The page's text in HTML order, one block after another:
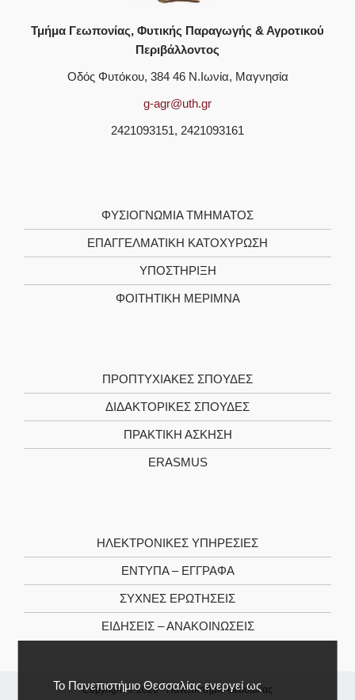
Το Πανεπιστήμιο Θεσσαλίας ενεργεί ως
Τμήμα Γεωπονίας, Φυτικής Παραγωγής & Αγροτικού
Περιβάλλοντος
Οδός Φυτόκου, 384 46 Ν.Ιωνία, Μαγνησία
g-agr@uth.gr
2421093151, 2421093161
ΦΥΣΙΟΓΝΩΜΙΑ ΤΜΗΜΑΤΟΣ
ΕΠΑΓΓΕΛΜΑΤΙΚΗ ΚΑΤΟΧΥΡΩΣΗ
ΥΠΟΣΤΗΡΙΞΗ
ΦΟΙΤΗΤΙΚΗ ΜΕΡΙΜΝΑ
ΠΡΟΠΤΥΧΙΑΚΕΣ ΣΠΟΥΔΕΣ
ΔΙΔΑΚΤΟΡΙΚΕΣ ΣΠΟΥΔΕΣ
ΠΡΑΚΤΙΚΗ ΑΣΚΗΣΗ
ERASMUS
ΗΛΕΚΤΡΟΝΙΚΕΣ ΥΠΗΡΕΣΙΕΣ
ΕΝΤΥΠΑ – ΕΓΓΡΑΦΑ
ΣΥΧΝΕΣ ΕΡΩΤΗΣΕΙΣ
ΕΙΔΗΣΕΙΣ – ΑΝΑΚΟΙΝΩΣΕΙΣ
Copyright © 2026 -Πανεπιστήμιο Θεσσαλίας